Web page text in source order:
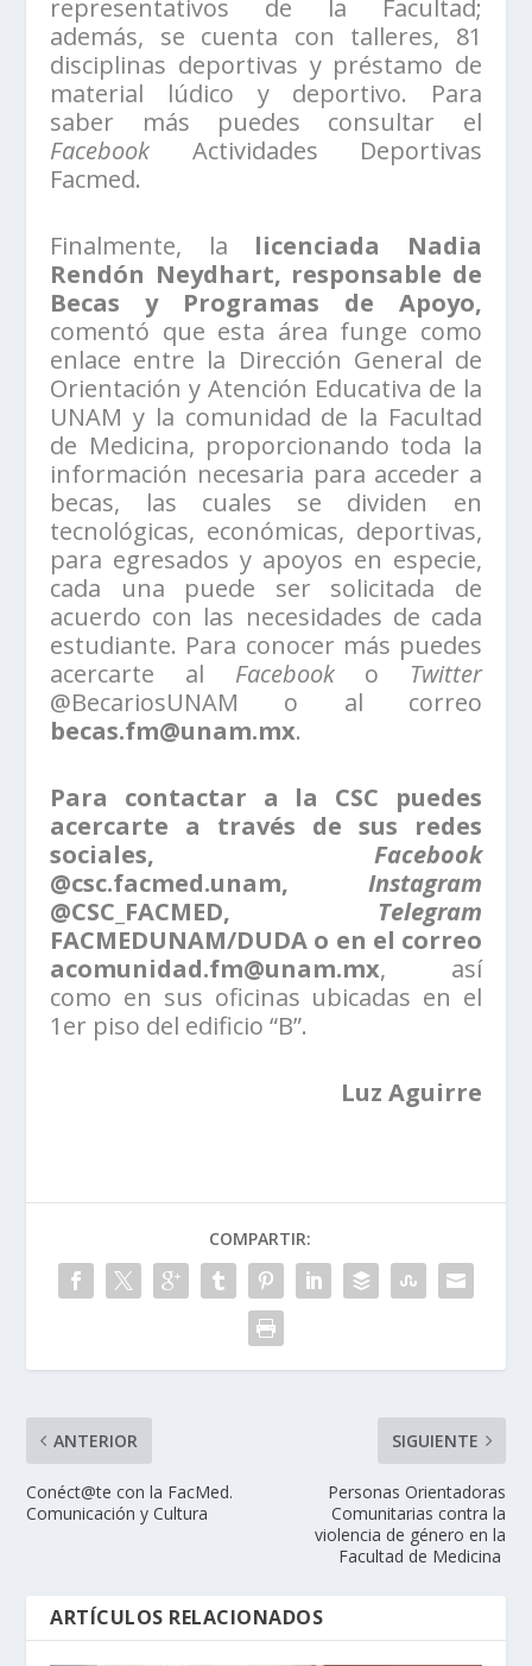
representativos de la Facultad;
además, se cuenta con talleres, 81
disciplinas deportivas y préstamo de
material lúdico y deportivo. Para
saber más puedes consultar el
Facebook Actividades Deportivas
Facmed.
Finalmente, la licenciada Nadia
Rendón Neydhart, responsable de
Becas y Programas de Apoyo,
comentó que esta área funge como
enlace entre la Dirección General de
Orientación y Atención Educativa de la
UNAM y la comunidad de la Facultad
de Medicina, proporcionando toda la
información necesaria para acceder a
becas, las cuales se dividen en
tecnológicas, económicas, deportivas,
para egresados y apoyos en especie,
cada una puede ser solicitada de
acuerdo con las necesidades de cada
estudiante. Para conocer más puedes
acercarte al Facebooko Twitter
@BecariosUNAM o al correo
becas.fm@unam.mx.
Para contactar a la CSC puedes
acercarte a través de sus redes
sociales, Facebook
@csc.facmed.unam, Instagram
@CSC_FACMED, Telegram
FACMEDUNAM/DUDA o en el correo
acomunidad.fm@unam.mx, así
como en sus oficinas ubicadas en el
1er piso del edificio “B”.
Luz Aguirre
COMPARTIR:
ANTERIOR
Conéct@te con la FacMed.
Comunicación y Cultura
SIGUIENTE
Personas Orientadoras
Comunitarias contra la
violencia de género en la
Facultad de Medicina
ARTÍCULOS RELACIONADOS